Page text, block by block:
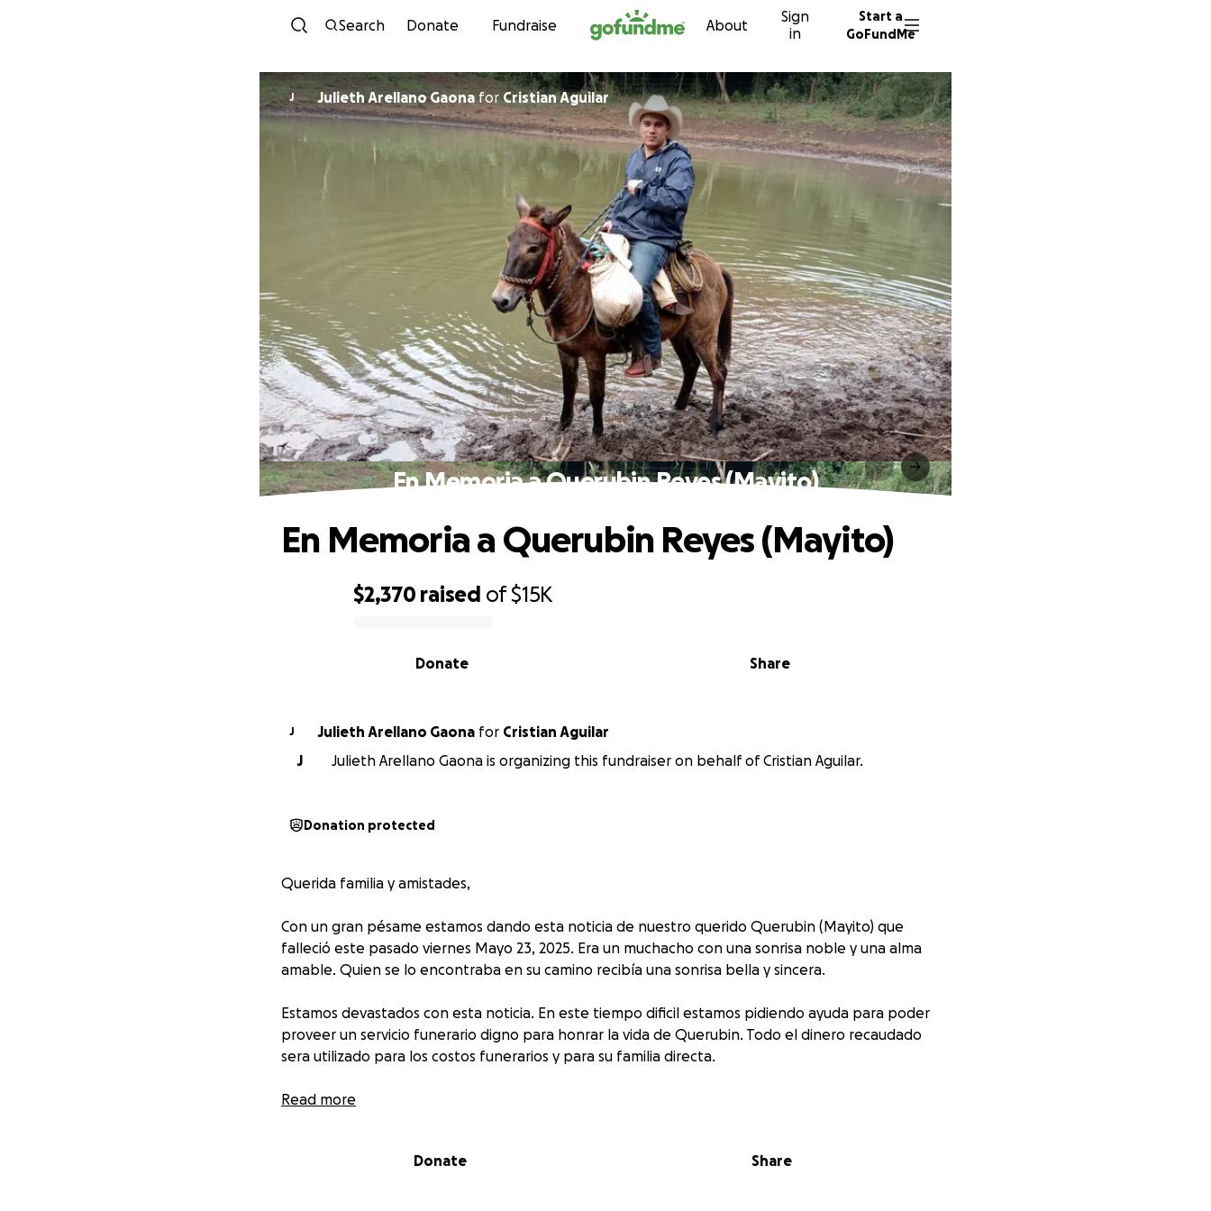
Skip to content
Search Donate Fundraise About
Sign
in
Start a
GoFundMe
J Julieth Arellano Gaonafor Cristian Aguilar
En Memoria a Querubin Reyes (Mayito)
$2,370 raised of$15K
Share
Donate
En Memoria a Querubin Reyes (Mayito)
J Julieth Arellano Gaona for
Cristian Aguilar
J
Julieth Arellano Gaona is organizing this fundraiser on behalf of Cristian Aguilar.
Donation protected
Querida familia y amistades,
Con un gran pésame estamos dando esta noticia de nuestro querido Querubin (Mayito) que
falleció este pasado viernes Mayo 23, 2025. Era un muchacho con una sonrisa noble y una alma
amable. Quien se lo encontraba en su camino recibía una sonrisa bella y sincera.
Estamos devastados con esta noticia. En este tiempo dificil estamos pidiendo ayuda para poder
proveer un servicio funerario digno para honrar la vida de Querubin. Todo el dinero recaudado
sera utilizado para los costos funerarios y para su familia directa.
Cualquier cantidad de dinero será agradecido y apreciado. Gracias por su amor, apoyo, y
Read more
Donate Share